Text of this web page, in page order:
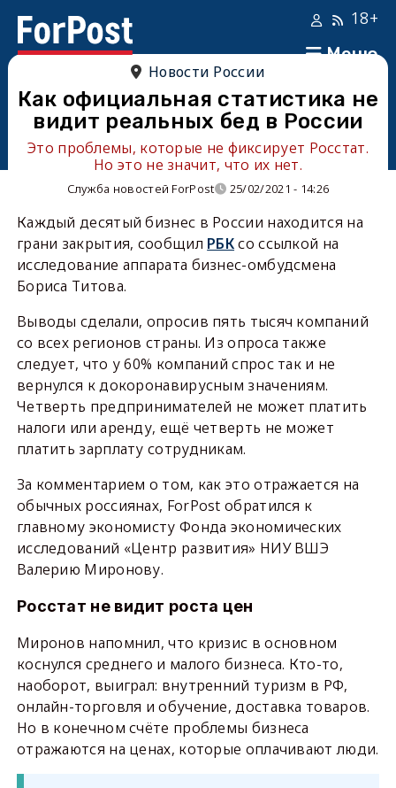
Меню
18+
Новости России
Как официальная статистика не
видит реальных бед в России
Это проблемы, которые не фиксирует Росстат.
Но это не значит, что их нет.
Служба новостей ForPost 25/02/2021 - 14:26
Каждый десятый бизнес в России находится на
грани закрытия, сообщил РБКсо ссылкой на
исследование аппарата бизнес-омбудсмена
Бориса Титова.
Выводы сделали, опросив пять тысяч компаний
со всех регионов страны. Из опроса также
следует, что у 60% компаний спрос так и не
вернулся к докоронавирусным значениям.
Четверть предпринимателей не может платить
налоги или аренду, ещё четверть не может
платить зарплату сотрудникам.
За комментарием о том, как это отражается на
обычных россиянах, ForPost обратился к
главному экономисту Фонда экономических
исследований «Центр развития» НИУ ВШЭ
Валерию Миронову.
Росстат не видит роста цен
Миронов напомнил, что кризис в основном
коснулся среднего и малого бизнеса. Кто-то,
наоборот, выиграл: внутренний туризм в РФ,
онлайн-торговля и обучение, доставка товаров.
Но в конечном счёте проблемы бизнеса
отражаются на ценах, которые оплачивают люди.